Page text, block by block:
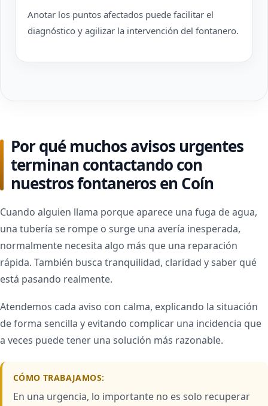
Anotar los puntos afectados puede facilitar el
diagnóstico y agilizar la intervención del fontanero.
Por qué muchos avisos urgentes
terminan contactando con
nuestros fontaneros en Coín
Cuando alguien llama porque aparece una fuga de agua,
una tubería se rompe o surge una avería inesperada,
normalmente necesita algo más que una reparación
rápida. También busca tranquilidad, claridad y saber qué
está pasando realmente.
Atendemos cada aviso con calma, explicando la situación
de forma sencilla y evitando complicar una incidencia que
a veces puede tener una solución más razonable.
CÓMO TRABAJAMOS:
En una urgencia, lo importante no es solo recuperar